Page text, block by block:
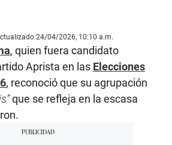
24/04/2026, 10:10 a.m.
, quien fuera candidato
Aprista en las Elecciones
, reconoció que su agrupación
que se refleja en la escasa